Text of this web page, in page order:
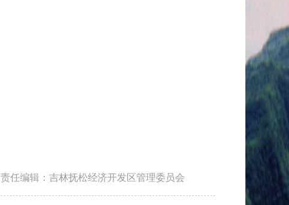
责任编辑：吉林抚松经济开发区管理委员会